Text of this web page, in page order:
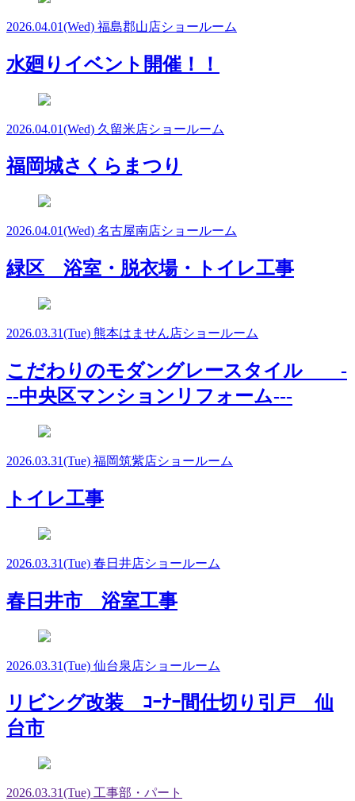
2026.04.01(Wed) 福島郡山店ショールーム
水廻りイベント開催！！
2026.04.01(Wed) 久留米店ショールーム
福岡城さくらまつり
2026.04.01(Wed) 名古屋南店ショールーム
緑区 浴室・脱衣場・トイレ工事
2026.03.31(Tue) 熊本はません店ショールーム
こだわりのモダングレースタイル -
--中央区マンションリフォーム---
2026.03.31(Tue) 福岡筑紫店ショールーム
トイレ工事
2026.03.31(Tue) 春日井店ショールーム
春日井市 浴室工事
2026.03.31(Tue) 仙台泉店ショールーム
リビング改装 ｺｰﾅｰ間仕切り引戸 仙
台市
2026.03.31(Tue) 工事部・パート